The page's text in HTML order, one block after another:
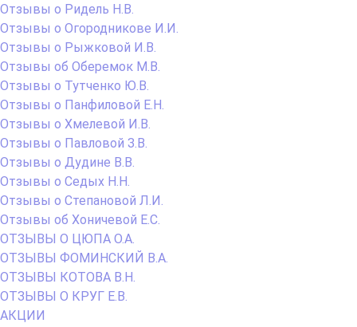
Отзывы о Ридель Н.В.
Отзывы о Огородникове И.И.
Отзывы о Рыжковой И.В.
Отзывы об Оберемок М.В.
Отзывы о Тутченко Ю.В.
Отзывы о Панфиловой Е.Н.
Отзывы о Хмелевой И.В.
Отзывы о Павловой З.В.
Отзывы о Дудине В.В.
Отзывы о Седых Н.Н.
Отзывы о Степановой Л.И.
Отзывы об Хоничевой Е.С.
ОТЗЫВЫ О ЦЮПА О.А.
ОТЗЫВЫ ФОМИНСКИЙ В.А.
ОТЗЫВЫ КОТОВА В.Н.
ОТЗЫВЫ О КРУГ Е.В.
АКЦИИ